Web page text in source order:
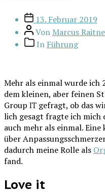
13. Februar 2019
Beitragsautor
Von Marcus
Beitragskategorien
In Führung
Mehr als ein­mal wur­de ich
dem klei­nen, aber fei­nen
Group IT gefragt, ob das
lich gesagt frag­te ich mich
auch mehr als ein­mal.
über
dadurch mei­ne Rol­le als
fand.
Love it